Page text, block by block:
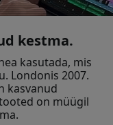
kestma.
kasutada, mis
Londonis 2007.
kasvanud
on müügil